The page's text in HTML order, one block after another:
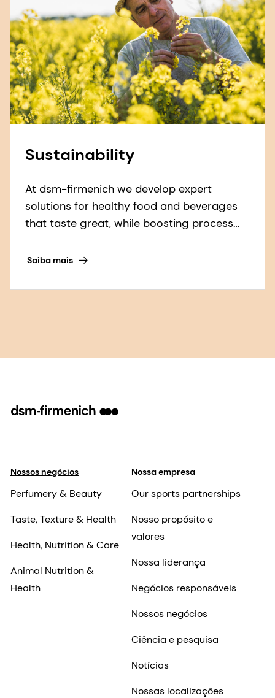
Sustainability
At dsm-firmenich we develop expert
solutions for healthy food and beverages
that taste great, while boosting process
Saiba mais
Nossos negócios
Perfumery & Beauty
Taste, Texture & Health
Health, Nutrition & Care
Animal Nutrition &
Health
Nossa empresa
Our sports partnerships
Nosso propósito e
valores
Nossa liderança
Negócios responsáveis
Nossos negócios
Ciência e pesquisa
Notícias
Nossas localizações